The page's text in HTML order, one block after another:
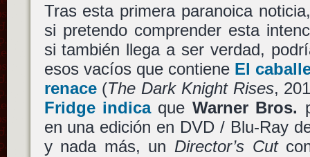
Tras esta primera paranoica
si pretendo comprender esta
si también llega a ser verdad,
esos vacíos que contiene El
renace(The Dark Knight Rises,
Fridge indicaque Warner Bros.
en una edición en DVD / Blu-Ray
y nada más, un Director’s Cut